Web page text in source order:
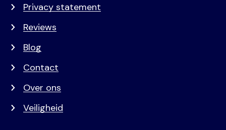
Privacy statement
Reviews
Blog
Contact
Over ons
Veiligheid